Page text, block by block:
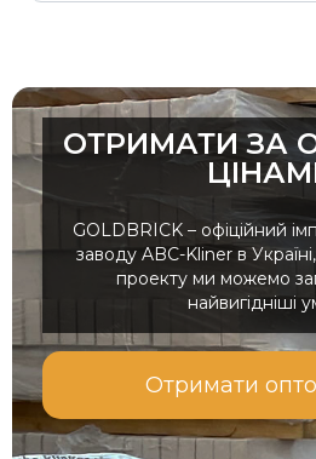
ОТРИМАТИ ЗА
GOLDBRICK – офіційний
заводу ABC-Kliner в
проекту ми можемо
найвигідніші
Отримати